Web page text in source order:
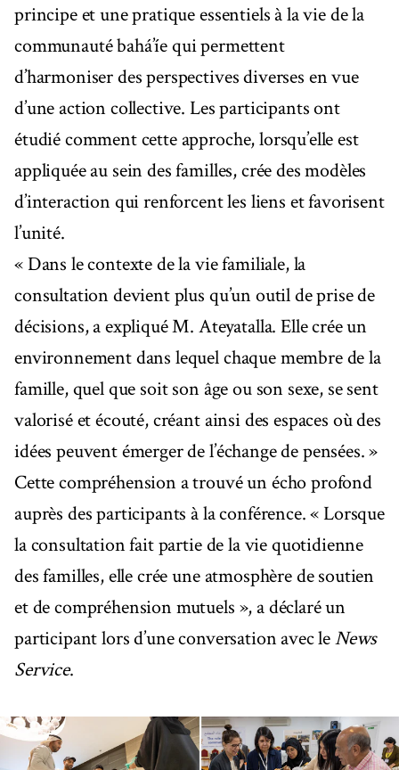
principe et une pratique essentiels à la vie de la
communauté bahá’íe qui permettent
d’harmoniser des perspectives diverses en vue
d’une action collective. Les participants ont
étudié comment cette approche, lorsqu’elle est
appliquée au sein des familles, crée des modèles
d’interaction qui renforcent les liens et favorisent
l’unité.
« Dans le contexte de la vie familiale, la
consultation devient plus qu’un outil de prise de
décisions, a expliqué M. Ateyatalla. Elle crée un
environnement dans lequel chaque membre de la
famille, quel que soit son âge ou son sexe, se sent
valorisé et écouté, créant ainsi des espaces où des
idées peuvent émerger de l’échange de pensées. »
Cette compréhension a trouvé un écho profond
auprès des participants à la conférence. « Lorsque
la consultation fait partie de la vie quotidienne
des familles, elle crée une atmosphère de soutien
et de compréhension mutuels », a déclaré un
participant lors d’une conversation avec leNews
Service.